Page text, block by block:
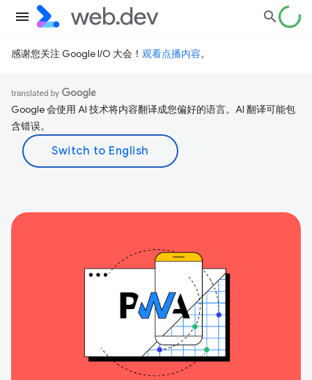
感谢您关注 Google I/O 大会！ 观看点播内容。
Google 会使用 AI 技术将内容翻译成您偏好的语言。AI 翻译可能包
含错误。